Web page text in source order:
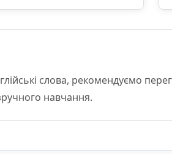
слова, рекомендуємо
навчання.